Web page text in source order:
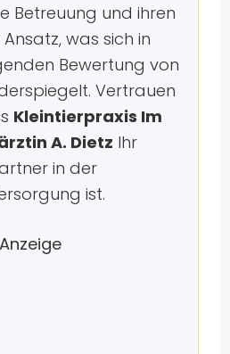
Betreuung und ihren
was sich in
Bewertung von
Vertrauen
Kleintierpraxis Im
A. Dietz Ihr
in der
ist.
Anzeige